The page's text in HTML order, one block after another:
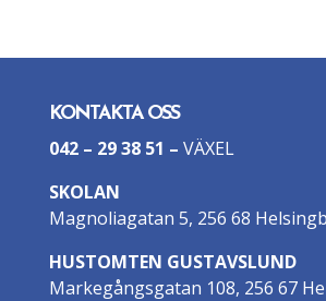
KONTAKTA OSS
042 – 29 38 51 – VÄXEL
SKOLAN
Magnoliagatan 5, 256 68
HUSTOMTEN GUSTAVSLUND
Markegångsgatan 108, 256 67